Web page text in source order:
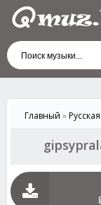
Главный »